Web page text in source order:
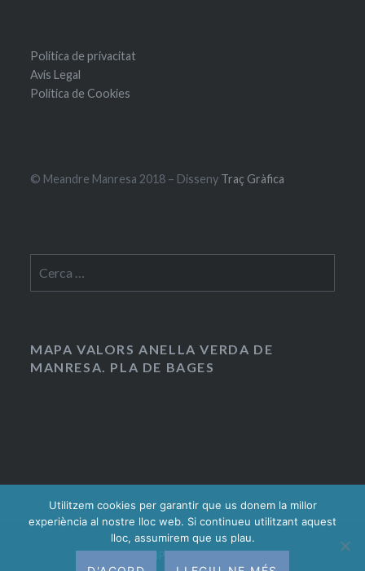
Política de privacitat
Avís Legal
Política de Cookies
© Meandre Manresa 2018 – Disseny Traç Gràfica
MAPA VALORS ANELLA VERDA DE
MANRESA. PLA DE BAGES
Gràcies al WordPress.|Tema: Dyad 2 per
Utilitzem cookies per garantir que us donem la millor
experiència al nostre lloc web. Si continueu utilitzant aquest
lloc, assumirem que us plau.